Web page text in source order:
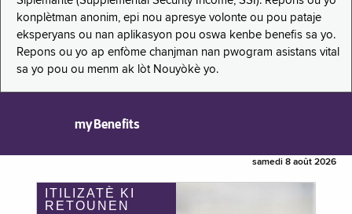
konplètman anonim, epi nou apresye volonte ou pou pataje
eksperyans ou nan aplikasyon pou oswa kenbe benefis sa yo.
Repons ou yo ap enfòme chanjman nan pwogram asistans vital
sa yo pou ou menm ak lòt Nouyòkè yo.
myBenefits
samedi 8 août 2026
ITILIZATÈ KI
RETOUNEN